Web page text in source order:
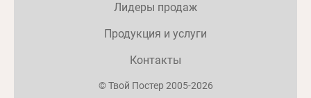
© Твой Постер 2005-2026
Лидеры продаж
Продукция и услуги
Контакты